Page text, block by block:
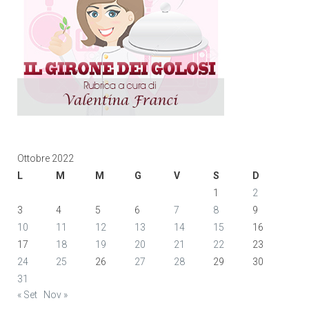
Ottobre 2022
L
M M G V S
D
1
2
3
4 5 6 7 8
9
10
11 12 13 14 15
16
17
18 19 20 21 22
23
24
25 26 27 28 29
30
31
« Set
Nov »